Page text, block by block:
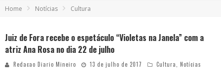
Home Notícias Cultura
Juiz de Fora recebe o espetáculo “Violetas na Janela” com a
atriz Ana Rosa no dia 22 de julho
Redacao Diario Mineiro 13 de julho de 2017 Cultura Notícias